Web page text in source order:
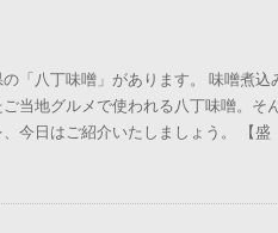
「八丁味噌」があります。 味噌煮込
当地グルメで使われる八丁味噌。そ
今日はご紹介いたしましょう。 【盛